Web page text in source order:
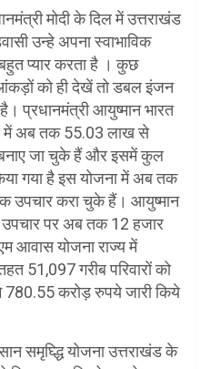
मोदी के दिल में उत्तराखंड
उन्हे अपना स्वाभाविक
प्यार करता है । कुछ
को ही देखें तो डबल इंजन
प्रधानमंत्री आयुष्मान भारत
में अब तक 55.03 लाख से
बनाए जा चुके हैं और इसमें कुल
गया है इस योजना में अब तक
उपचार करा चुके हैं। आयुष्मान
उपचार पर अब तक 12 हजार
आवास योजना राज्य में
51,097 गरीब परिवारों को
780.55 करोड़ रुपये जारी किये
समृघ्द्धि योजना उत्तराखंड के